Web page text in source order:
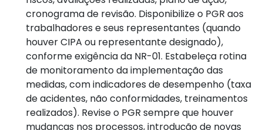
cronograma de revisão. Disponibilize o PGR aos
trabalhadores e seus representantes (quando
houver CIPA ou representante designado),
conforme exigência da NR-01. Estabeleça rotina
de monitoramento da implementação das
medidas, com indicadores de desempenho (taxa
de acidentes, não conformidades, treinamentos
realizados). Revise o PGR sempre que houver
mudanças nos processos, introdução de novas